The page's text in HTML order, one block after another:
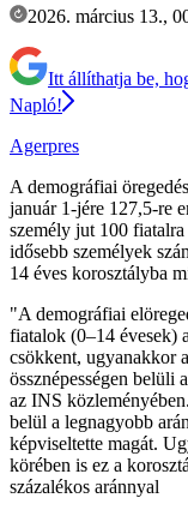
2026. március 13.,
Itt állíthatja be,
Napló!
Agerpres
A demográfiai
január 1-jére 127,5-re
személy jut 100
idősebb személyek
14 éves korosztályba
"A demográfiai
fiatalok (0–14 évesek)
csökkent, ugyanakkor
össznépességen belüli
az INS
belül a legnagyobb
képviseltette magát.
körében is ez a
százalékos aránnyal